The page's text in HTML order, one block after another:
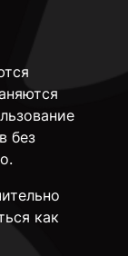
без
как